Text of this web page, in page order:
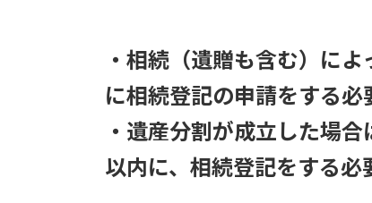
・相続（遺贈も含む）に
に相続登記の申請をする必
・遺産分割が成立した場
以内に、相続登記をする必